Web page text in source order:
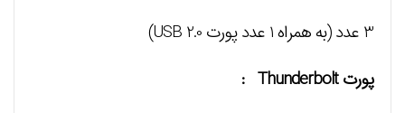
3 عدد (به همراه 1 عدد پورت USB 2.0)
پورت Thunderbolt :